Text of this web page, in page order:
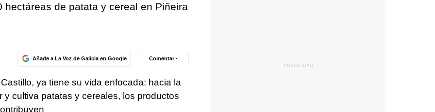
hectáreas de patata y cereal en Piñeira
Añade a La Voz de Galicia en Google Comentar ·
ya tiene su vida enfocada: hacia la
y cultiva patatas y cereales, los productos